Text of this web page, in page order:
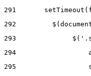
291
292
293
294
295